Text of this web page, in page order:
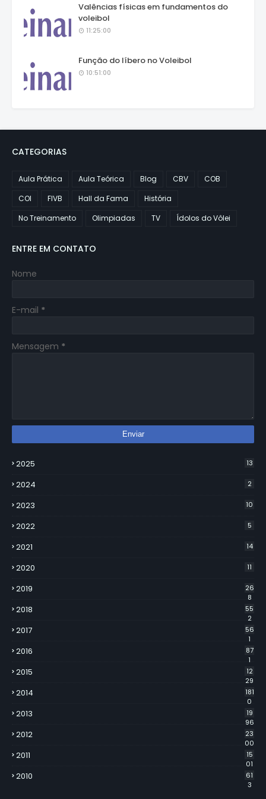
Valências físicas em fundamentos do
voleibol
11:25:00
Função do líbero no Voleibol
10:51:00
CATEGORIAS
Aula Prática Aula Teórica Blog CBV
COB
COI
FIVB Hall da Fama
História
No Treinamento
Olimpiadas TV Ídolos do Vôlei
ENTRE EM CONTATO
Nome
E-mail *
Mensagem *
2025 13
2024 2
2023 10
2022 5
2021 14
2020 11
2019
26
8
2018
55
2
2017
56
1
2016
87
1
2015
12
29
2014
181
0
2013
19
96
2012
23
00
2011
15
01
2010
61
3